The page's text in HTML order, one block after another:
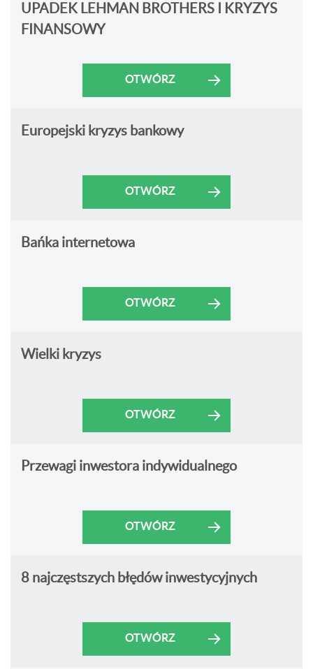
UPADEK LEHMAN BROTHERS I KRYZYS
FINANSOWY
OTWÓRZ
Europejski kryzys bankowy
OTWÓRZ
Bańka internetowa
OTWÓRZ
Wielki kryzys
OTWÓRZ
Przewagi inwestora indywidualnego
OTWÓRZ
8 najczęstszych błędów inwestycyjnych
OTWÓRZ